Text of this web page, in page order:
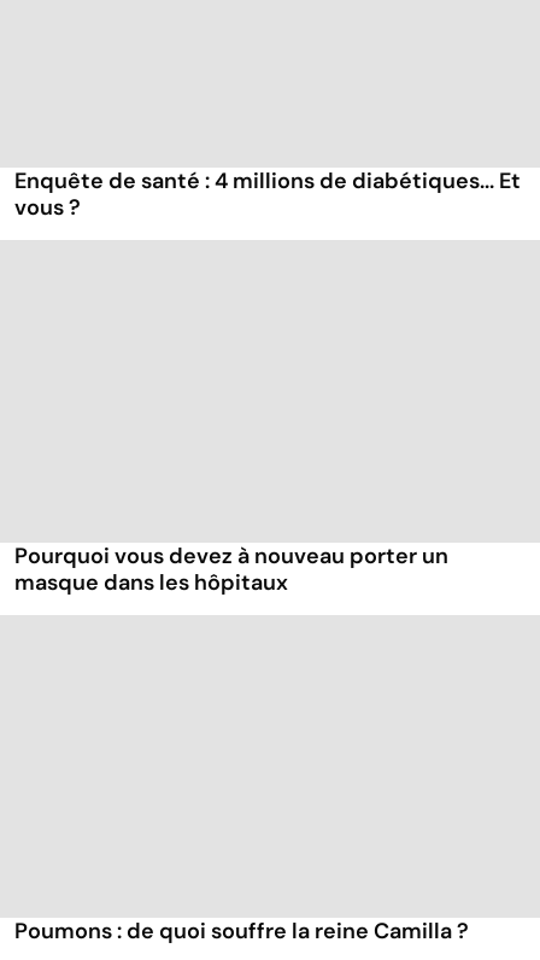
Enquête de santé : 4 millions de diabétiques... Et
vous ?
Pourquoi vous devez à nouveau porter un
masque dans les hôpitaux
Poumons : de quoi souffre la reine Camilla ?